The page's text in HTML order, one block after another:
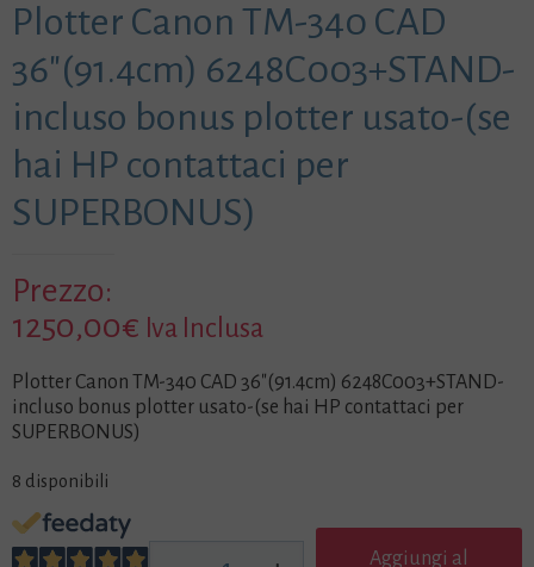
Plotter Canon TM-340 CAD
36″(91.4cm) 6248C003+STAND-
incluso bonus plotter usato-(se
hai HP contattaci per
SUPERBONUS)
Prezzo:
1250,00€ Iva Inclusa
Plotter Canon TM-340 CAD 36″(91.4cm) 6248C003+STAND-
incluso bonus plotter usato-(se hai HP contattaci per
SUPERBONUS)
8 disponibili
Aggiungi al